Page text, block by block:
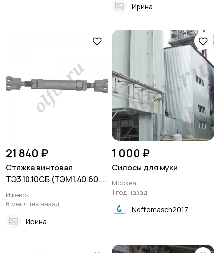
Ирина
21 840 ₽
Стяжка винтовая
ТЭ3.10.10СБ (ТЭМ1.40.60....
Ижевск
8 месяцев назад
Ирина
1 000 ₽
Силосы для муки
Москва
1 год назад
Neftemasch2017